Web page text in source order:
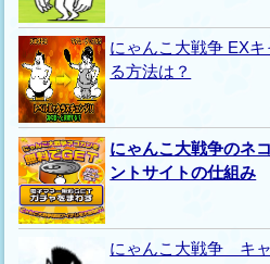
にゃんこ大戦争 EX
る方法は？
にゃんこ大戦争のネ
ントサイトの仕組み
にゃんこ大戦争 キ